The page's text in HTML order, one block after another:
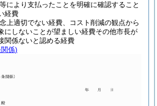
より支払ったことを明確に確認すること
経費
適切でない経費、コスト削減の観点から
にしないことが望ましい経費その他市長が
関係ないと認める経費
係)